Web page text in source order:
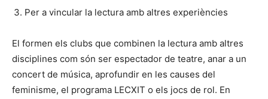
Per a vincular la lectura amb altres experiències
El formen els clubs que combinen la lectura amb altres
disciplines com són ser espectador de teatre, anar a un
concert de música, aprofundir en les causes del
feminisme, el programa LECXIT o els jocs de rol. En